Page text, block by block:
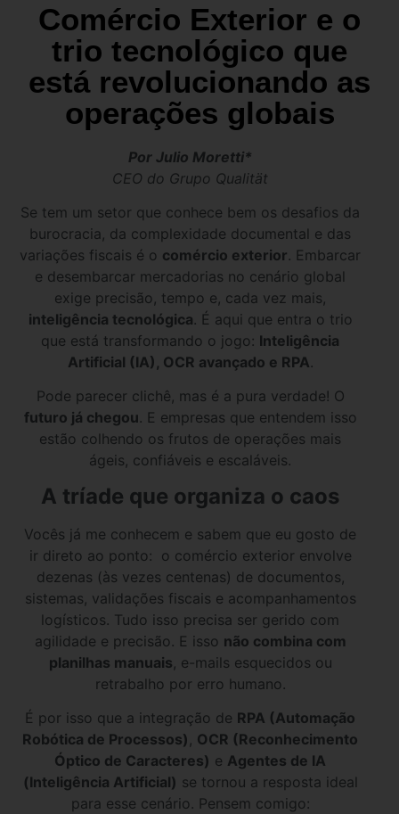
Comércio Exterior e o
trio tecnológico que
está revolucionando as
operações globais
Por Julio Moretti*
CEO do Grupo Qualität
Se tem um setor que conhece bem os desafios da
burocracia, da complexidade documental e das
variações fiscais é o comércio exterior. Embarcar
e desembarcar mercadorias no cenário global
exige precisão, tempo e, cada vez mais,
inteligência tecnológica. É aqui que entra o trio
que está transformando o jogo: Inteligência
Artificial (IA), OCR avançado e RPA.
Pode parecer clichê, mas é a pura verdade! O
futuro já chegou. E empresas que entendem isso
estão colhendo os frutos de operações mais
ágeis, confiáveis e escaláveis.
A tríade que organiza o caos
Vocês já me conhecem e sabem que eu gosto de
ir direto ao ponto: o comércio exterior envolve
dezenas (às vezes centenas) de documentos,
sistemas, validações fiscais e acompanhamentos
logísticos. Tudo isso precisa ser gerido com
agilidade e precisão. E isso não combina com
planilhas manuais , e-mails esquecidos ou
retrabalho por erro humano.
É por isso que a integração de RPA (Automação
Robótica de Processos) , OCR (Reconhecimento
Óptico de Caracteres) e Agentes de IA
(Inteligência Artificial) se tornou a resposta ideal
para esse cenário. Pensem comigo: